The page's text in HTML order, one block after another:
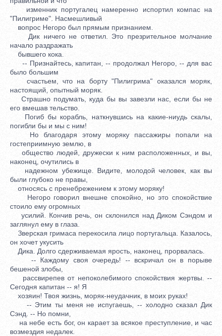
изменник португалец намеренно испортил компас на
"Пилигриме". Насмешливый
вопрос Негоро был прямым признанием.
Дик ничего не ответил. Это презрительное молчание
начало раздражать
бывшего кока.
-- Признайтесь, капитан, -- продолжал Негоро, -- для вас
было большим
счастьем, что на борту "Пилигрима" оказался моряк,
настоящий, опытный моряк.
Страшно подумать, куда бы вы завезли нас, если бы не
его вмешав тельство.
Погиб бы корабль, наткнувшись на какие-ниудь скалы,
погибли бы и мы с ним!
Но благодаря этому моряку пассажиры попали на
гостеприимную землю, в
общество людей, дружески к ним расположенных, и вы,
наконец, очутились в
надежном убежище. Видите, молодой человек, как вы
были глубоко не правы,
относясь с пренебрежением к этому моряку!
Негоро говорил внешне спокойно, но это спокойствие
стоило ему огромных
усилий. Кончив речь, он склонился над Диком Сэндом и
заглянул ему в глаза.
Зверская гримаса перекосила лицо португальца. Казалось,
он хочет укусить
Дика. Долго сдерживаемая ярость, наконец, прорвалась.
-- Каждому своя очередь! -- вскричал он в порыве
бешеной злобы,
рассвирепев от непоколебимого спокойствия жертвы. --
Сегодня капитан -- я! Я
хозяин! Твоя жизнь, моряк-неудачник, в моих руках!
-- Этим ты меня не испугаешь, -- холодно сказал Дик
Сэнд. -- Но помни,
на небе есть бог, он карает за всякое преступление, и час
возмездия недалек.